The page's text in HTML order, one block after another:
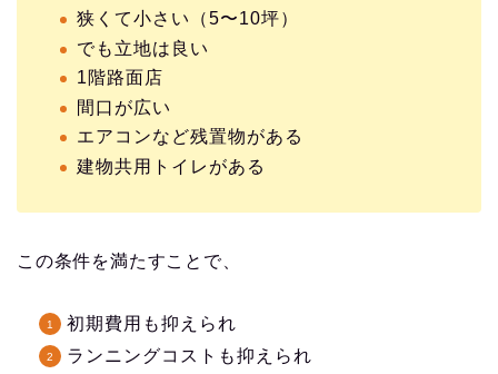
狭くて小さい（5〜10坪）
でも立地は良い
1階路面店
間口が広い
エアコンなど残置物がある
建物共用トイレがある
この条件を満たすことで、
初期費用も抑えられ
ランニングコストも抑えられ